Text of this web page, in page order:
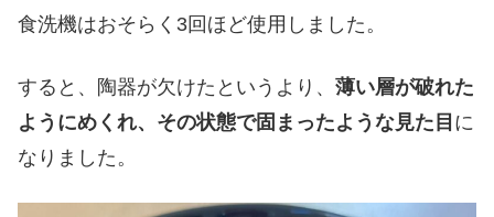
食洗機はおそらく3回ほど使用しました。
すると、陶器が欠けたというより、 薄い層が破れた
ようにめくれ、その状態で固まったような見た目 に
なりました。